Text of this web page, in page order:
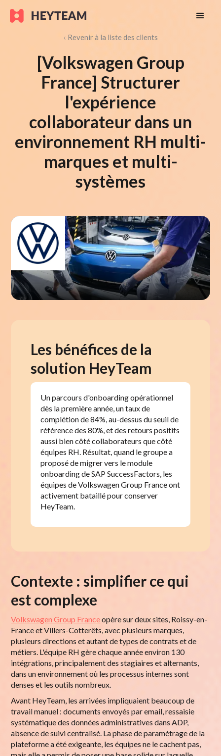
‹ Revenir à la liste des clients
[Volkswagen Group
France] Structurer
l'expérience
collaborateur dans un
environnement RH multi-
marques et multi-
systèmes
Les bénéfices de la
solution HeyTeam
Un parcours d'onboarding opérationnel
dès la première année, un taux de
complétion de 84%, au-dessus du seuil de
référence des 80%, et des retours positifs
aussi bien côté collaborateurs que côté
équipes RH. Résultat, quand le groupe a
proposé de migrer vers le module
onboarding de SAP SuccessFactors, les
équipes de Volkswagen Group France ont
activement bataillé pour conserver
HeyTeam.
Contexte : simplifier ce qui
est complexe
Volkswagen Group Franceopère sur deux sites, Roissy-en-
France et Villers-Cotterêts, avec plusieurs marques,
plusieurs directions et autant de types de contrats et de
métiers. L'équipe RH gère chaque année environ 130
intégrations, principalement des stagiaires et alternants,
dans un environnement où les processus internes sont
denses et les outils nombreux.
Avant HeyTeam, les arrivées impliquaient beaucoup de
travail manuel : documents envoyés par email, ressaisie
systématique des données administratives dans ADP,
absence de suivi centralisé. La phase de paramétrage de la
plateforme a été exigeante, les équipes ne le cachent pas,